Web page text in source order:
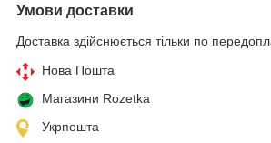
Умови доставки
Доставка здійснюється тільки по
Нова Пошта
Магазини Rozetka
Укрпошта